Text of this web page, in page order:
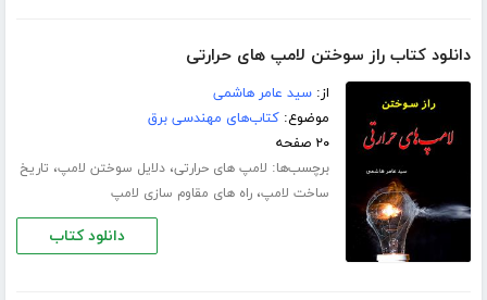
دانلود کتاب راز سوختن لامپ های حرارتی
از:سید عامر هاشمی
موضوع:کتاب‌های مهندسی برق
۲۰ صفحه
برچسب‌ها: لامپ های حرارتی،دلایل سوختن لامپ، تاریخ
ساخت لامپ،راه های مقاوم سازی لامپ
دانلود کتاب